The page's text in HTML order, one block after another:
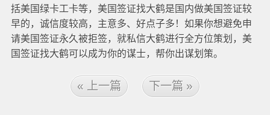
括美国绿卡工卡等，美国签证找大鹤是国内做美国签证较
早的，诚信度较高，主意多、好点子多！如果你想避免申
请美国签证永久被拒签，就私信大鹤进行全方位策划，美
国签证找大鹤可以成为你的谋士，帮你出谋划策。
« 上一篇 下一篇 »